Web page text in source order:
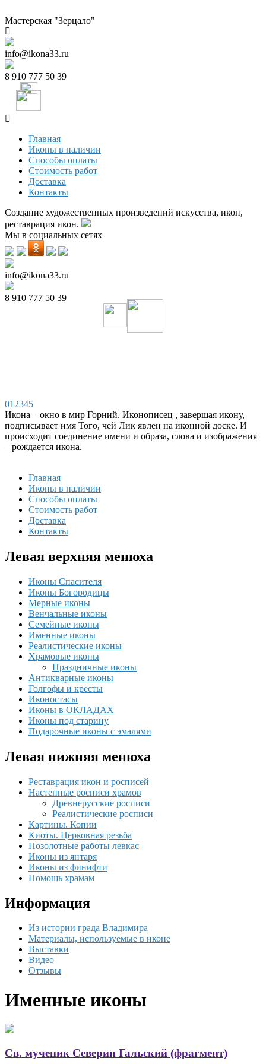
Мастерская "Зерцало"
info@ikona33.ru
8 910 777 50 39
Главная
Иконы в наличии
Способы оплаты
Стоимость работ
Доставка
Контакты
Создание художественных произведений искусства, икон,
реставрация икон.
Мы в социальных сетях
info@ikona33.ru
8 910 777 50 39
01 2345
Икона – окно в мир Горний. Иконописец , завершая икону,
подписывает имя Того, чей Лик явлен на иконной доске. И
происходит соединение имени и образа, слова и изображения
– рождается икона.
Главная
Иконы в наличии
Способы оплаты
Стоимость работ
Доставка
Контакты
Левая верхняя менюха
Иконы Спасителя
Иконы Богородицы
Мерные иконы
Венчальные иконы
Семейные иконы
Именные иконы
Реалистические иконы
Храмовые иконы
Праздничные иконы
Антикварные иконы
Голгофы и кресты
Иконостасы
Иконы в ОКЛАДАХ
Иконы под старину
Подарочные иконы с эмалями
Левая нижняя менюха
Реставрация икон и росписей
Настенные росписи храмов
Древнерусские росписи
Реалистические росписи
Картины. Копии
Киоты. Церковная резьба
Позолотные работы левкас
Иконы из янтаря
Иконы из финифти
Помощь храмам
Информация
Из истории града Владимира
Материалы, используемые в иконе
Выставки
Видео
Отзывы
Именные иконы
Св. мученик Северин Гальский (фрагмент)